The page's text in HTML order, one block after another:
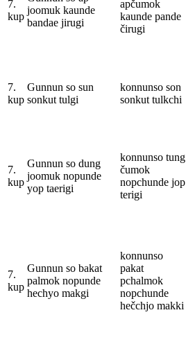
7.
kup
joomuk kaunde
bandae jirugi
apčumok
kaunde pande
čirugi
7.
kup
Gunnun so sun
sonkut tulgi
konnunso son
sonkut tulkchi
7.
kup
Gunnun so dung
joomuk nopunde
yop taerigi
konnunso tung
čumok
nopchunde jop
terigi
7.
kup
Gunnun so bakat
palmok nopunde
hechyo makgi
konnunso
pakat
pchalmok
nopchunde
hečchjo makki